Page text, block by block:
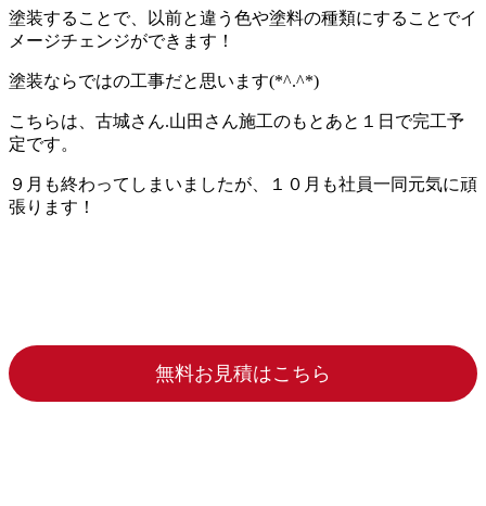
塗装することで、以前と違う色や塗料の種類にすることでイ
メージチェンジができます！
塗装ならではの工事だと思います(*^.^*)
こちらは、古城さん.山田さん施工のもとあと１日で完工予
定です。
９月も終わってしまいましたが、１０月も社員一同元気に頑
張ります！
無料お見積はこちら